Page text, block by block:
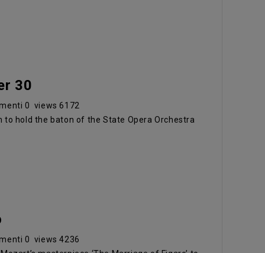
30
0 views6172
hold the baton of the State Opera Orchestra
0 views4236